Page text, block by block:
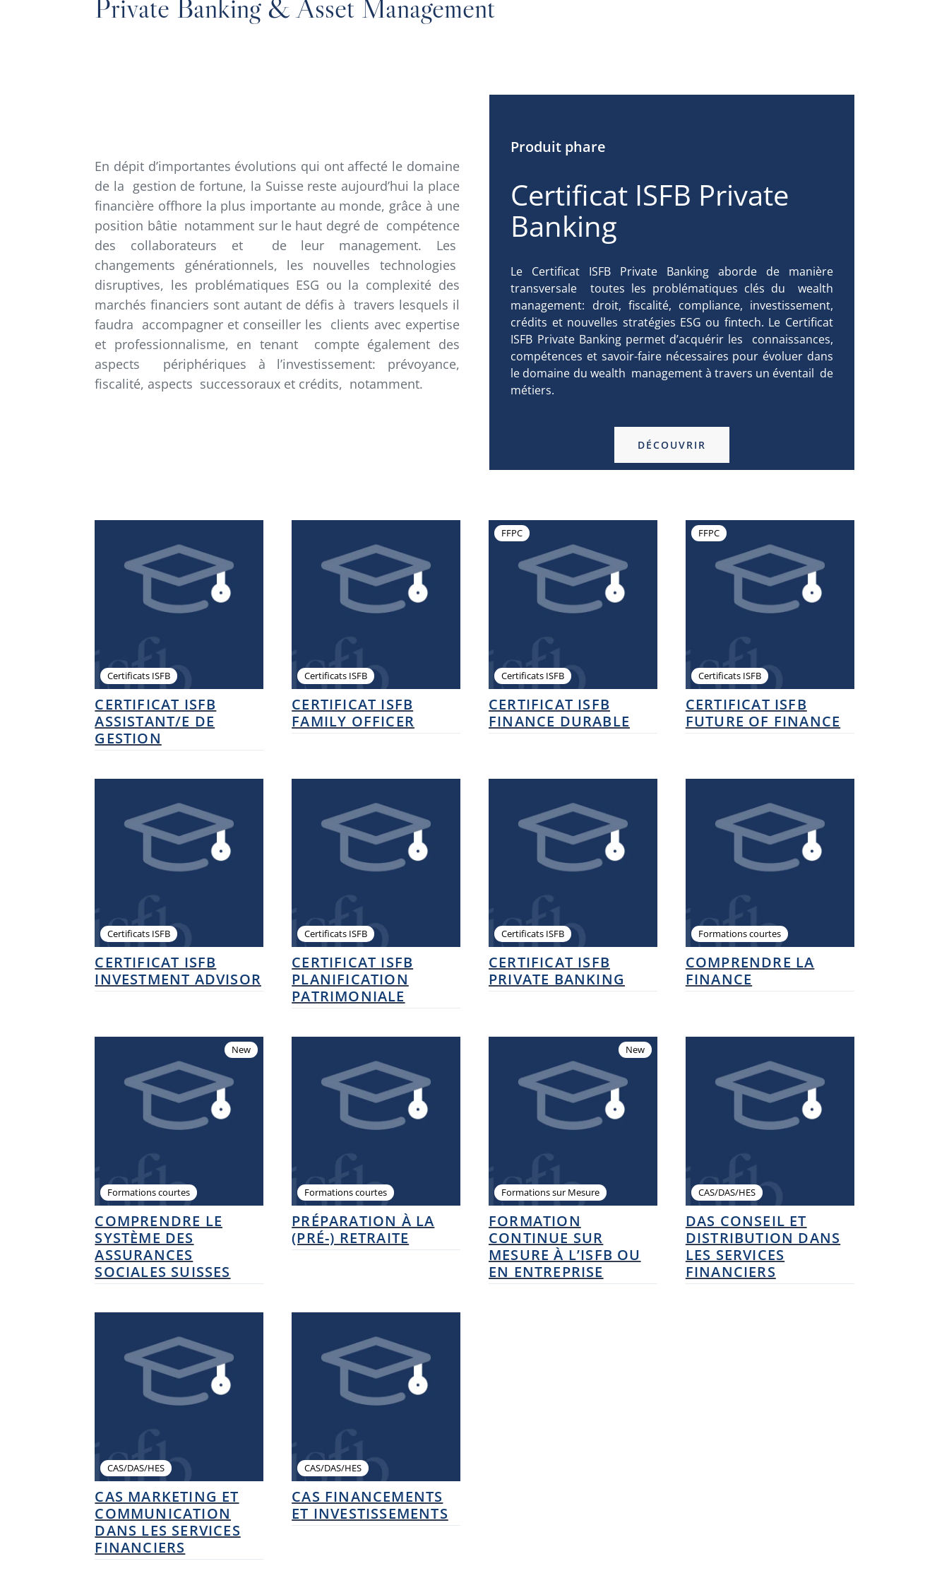
Private Banking & Asset Management
En dépit d’importantes évolutions qui ont affecté le domaine
de la gestion de fortune, la Suisse reste aujourd’hui la place
financière offhore la plus importante au monde, grâce à une
position bâtie notamment sur le haut degré de compétence
des collaborateurs et de leur management. Les
changements générationnels, les nouvelles technologies
disruptives, les problématiques ESG ou la complexité des
marchés financiers sont autant de défis à travers lesquels il
faudra accompagner et conseiller les clients avec expertise
et professionnalisme, en tenant compte également des
aspects périphériques à l’investissement: prévoyance,
fiscalité, aspects successoraux et crédits, notamment.
Produit phare
Certificat ISFB Private
Banking
Le Certificat ISFB Private Banking aborde de manière
transversale toutes les problématiques clés du wealth
management: droit, fiscalité, compliance, investissement,
crédits et nouvelles stratégies ESG ou fintech. Le Certificat
ISFB Private Banking permet d’acquérir les connaissances,
compétences et savoir-faire nécessaires pour évoluer dans
le domaine du wealth management à travers un éventail de
métiers.
DÉCOUVRIR
Certificats ISFB
CERTIFICAT ISFB
ASSISTANT/E DE
GESTION
Certificats ISFB
CERTIFICAT ISFB
FAMILY OFFICER
Certificats ISFB
FFPC
CERTIFICAT ISFB
FINANCE DURABLE
Certificats ISFB
FFPC
CERTIFICAT ISFB
FUTURE OF FINANCE
Certificats ISFB
CERTIFICAT ISFB
INVESTMENT ADVISOR
Certificats ISFB
CERTIFICAT ISFB
PLANIFICATION
PATRIMONIALE
Certificats ISFB
CERTIFICAT ISFB
PRIVATE BANKING
Formations courtes
COMPRENDRE LA
FINANCE
Formations courtes
New
COMPRENDRE LE
SYSTÈME DES
ASSURANCES
SOCIALES SUISSES
Formations courtes
PRÉPARATION À LA
(PRÉ-) RETRAITE
Formations sur Mesure
New
FORMATION
CONTINUE SUR
MESURE À L’ISFB OU
EN ENTREPRISE
CAS/DAS/HES
DAS CONSEIL ET
DISTRIBUTION DANS
LES SERVICES
FINANCIERS
CAS/DAS/HES
CAS MARKETING ET
COMMUNICATION
DANS LES SERVICES
FINANCIERS
CAS/DAS/HES
CAS FINANCEMENTS
ET INVESTISSEMENTS